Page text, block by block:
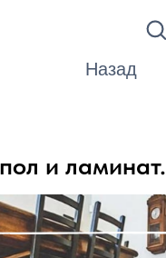
Назад
и ламинат.